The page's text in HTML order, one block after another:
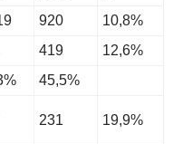
920
10,8%
419
12,6%
45,5%
231 19,9%